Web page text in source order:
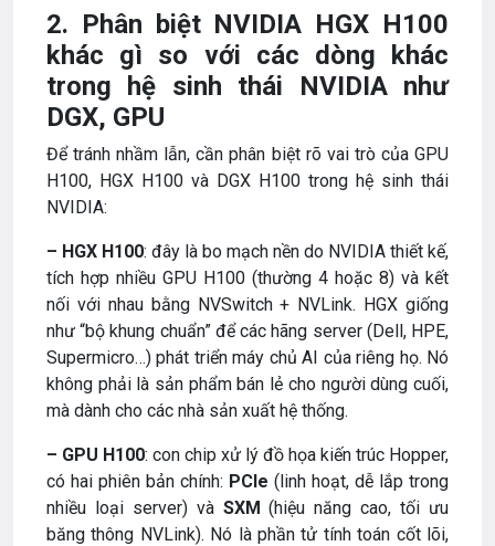
2. Phân biệt NVIDIA HGX H100
khác gì so với các dòng khác
trong hệ sinh thái NVIDIA như
DGX, GPU
Để tránh nhầm lẫn, cần phân biệt rõ vai trò của GPU
H100, HGX H100 và DGX H100 trong hệ sinh thái
NVIDIA:
– HGX H100: đây là bo mạch nền do NVIDIA thiết kế,
tích hợp nhiều GPU H100 (thường 4 hoặc 8) và kết
nối với nhau bằng NVSwitch + NVLink. HGX giống
như “bộ khung chuẩn” để các hãng server (Dell, HPE,
Supermicro…) phát triển máy chủ AI của riêng họ. Nó
không phải là sản phẩm bán lẻ cho người dùng cuối,
mà dành cho các nhà sản xuất hệ thống.
– GPU H100: con chip xử lý đồ họa kiến trúc Hopper,
có hai phiên bản chính: PCIe (linh hoạt, dễ lắp trong
nhiều loại server) và SXM (hiệu năng cao, tối ưu
băng thông NVLink). Nó là phần tử tính toán cốt lõi,